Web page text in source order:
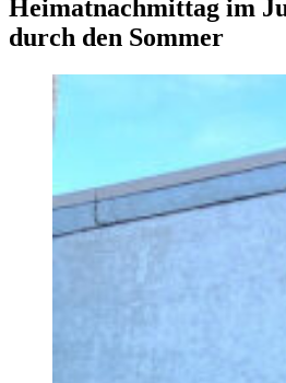
Heimatnachmittag im
durch den Sommer